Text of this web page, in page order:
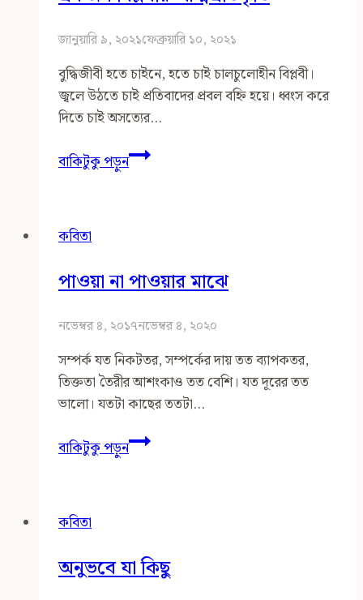
জানুয়ারি ৯, ২০২১ফেব্রুয়ারি ১০, ২০২১
বুদ্ধিজীবী হতে চাইনে, হতে চাই চালচুলোহীন বিপ্লবী।
জ্বলে উঠতে চাই প্রতিবাদের প্রবল বহ্নি হয়ে। ধ্বংস করে
দিতে চাই অসত্যের…
বাকিটুকু পড়ুনএকজন
বিপ্লবীর
কবিতা
পাওয়া না পাওয়ার মাঝে
নভেম্বর ৪, ২০১৭নভেম্বর ৪, ২০২০
সম্পর্ক যত নিকটতর, সম্পর্কের দায় তত ব‍্যাপকতর,
তিক্ততা তৈরীর আশংকাও তত বেশি। যত দূরের তত
ভালো। যতটা কাছের ততটা…
বাকিটুকু পড়ুনপাওয়া
না
কবিতা
অনুভবে যা কিছু